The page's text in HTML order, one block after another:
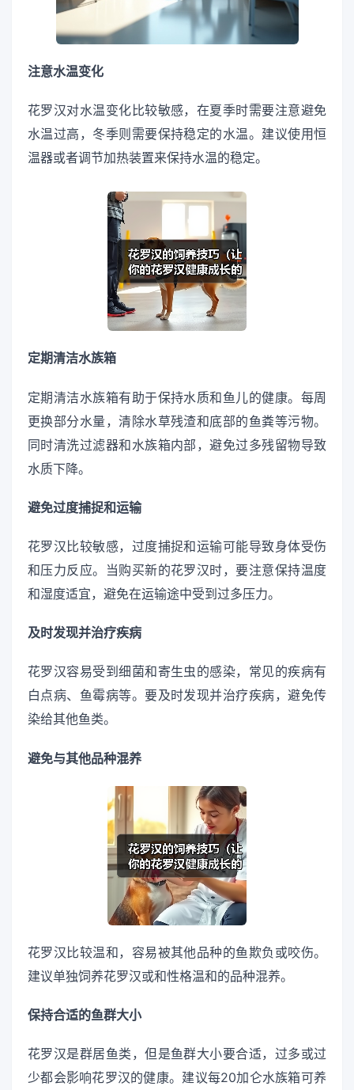
注意水温变化
花罗汉对水温变化比较敏感，在夏季时需要注意避免
水温过高，冬季则需要保持稳定的水温。建议使用恒
温器或者调节加热装置来保持水温的稳定。
定期清洁水族箱
定期清洁水族箱有助于保持水质和鱼儿的健康。每周
更换部分水量，清除水草残渣和底部的鱼粪等污物。
同时清洗过滤器和水族箱内部，避免过多残留物导致
水质下降。
避免过度捕捉和运输
花罗汉比较敏感，过度捕捉和运输可能导致身体受伤
和压力反应。当购买新的花罗汉时，要注意保持温度
和湿度适宜，避免在运输途中受到过多压力。
及时发现并治疗疾病
花罗汉容易受到细菌和寄生虫的感染，常见的疾病有
白点病、鱼霉病等。要及时发现并治疗疾病，避免传
染给其他鱼类。
避免与其他品种混养
花罗汉比较温和，容易被其他品种的鱼欺负或咬伤。
建议单独饲养花罗汉或和性格温和的品种混养。
保持合适的鱼群大小
花罗汉是群居鱼类，但是鱼群大小要合适，过多或过
少都会影响花罗汉的健康。建议每20加仑水族箱可养